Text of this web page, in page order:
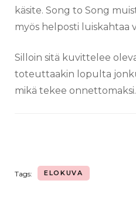
käsite. Song to Song
myös helposti luiskahtaa
Silloin sitä kuvittelee
toteuttaakin lopulta
mikä tekee onnettomaksi.
Tags: ELOKUVA